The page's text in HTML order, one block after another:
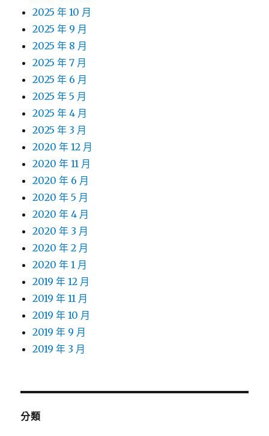
2025 年 10 月
2025 年 9 月
2025 年 8 月
2025 年 7 月
2025 年 6 月
2025 年 5 月
2025 年 4 月
2025 年 3 月
2020 年 12 月
2020 年 11 月
2020 年 6 月
2020 年 5 月
2020 年 4 月
2020 年 3 月
2020 年 2 月
2020 年 1 月
2019 年 12 月
2019 年 11 月
2019 年 10 月
2019 年 9 月
2019 年 3 月
分類